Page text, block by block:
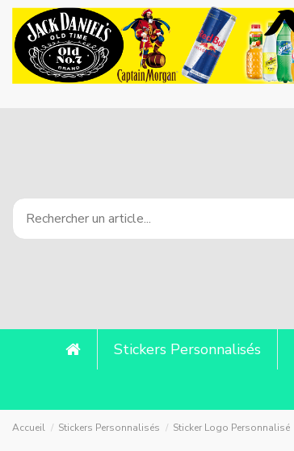
Stickers Personnalisés
Accueil Stickers Personnalisés Sticker Logo Personnalisé